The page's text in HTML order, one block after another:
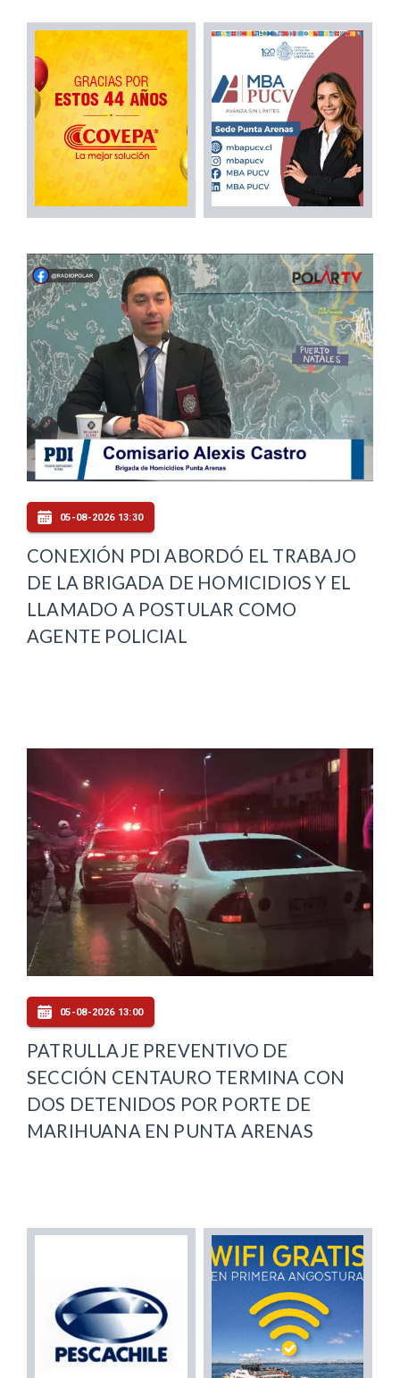
05-08-2026 13:30
CONEXIÓN PDI ABORDÓ EL TRABAJO
DE LA BRIGADA DE HOMICIDIOS Y EL
LLAMADO A POSTULAR COMO
AGENTE POLICIAL
05-08-2026 13:00
PATRULLAJE PREVENTIVO DE
SECCIÓN CENTAURO TERMINA CON
DOS DETENIDOS POR PORTE DE
MARIHUANA EN PUNTA ARENAS